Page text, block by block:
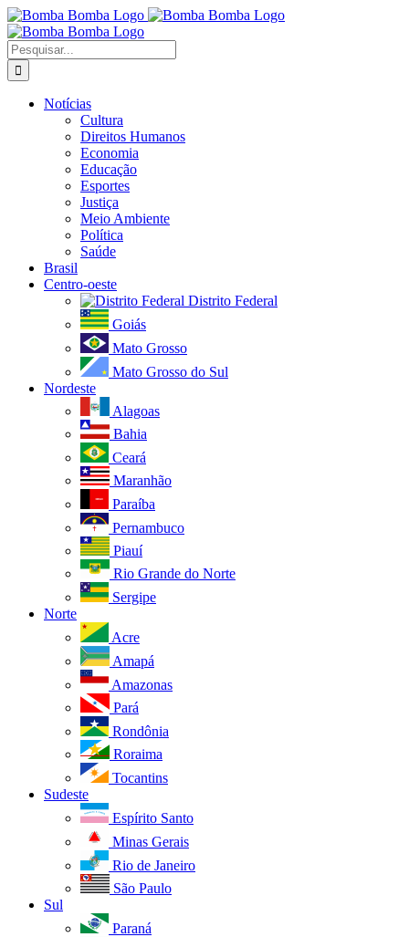
Ir
para
o
conteúdo
Buscar
resultados
para:
Notícias
Cultura
Direitos Humanos
Economia
Educação
Esportes
Justiça
Meio Ambiente
Política
Saúde
Brasil
Centro-oeste
Distrito Federal
Goiás
Mato Grosso
Mato Grosso do Sul
Nordeste
Alagoas
Bahia
Ceará
Maranhão
Paraíba
Pernambuco
Piauí
Rio Grande do Norte
Sergipe
Norte
Acre
Amapá
Amazonas
Pará
Rondônia
Roraima
Tocantins
Sudeste
Espírito Santo
Minas Gerais
Rio de Janeiro
São Paulo
Sul
Paraná